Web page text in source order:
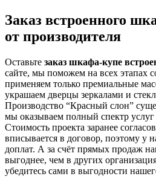
Заказ встроенного
от производителя
Оставьте заказ шкафа-купе
сайте, мы поможем на всех этапах
применяем только премиальные
украшаем дверцы зеркалами и
Производство “Красный слон”
мы оказываем полный спектр
Стоимость проекта заранее
вписывается в договор, поэтому у
доплат. А за счёт прямых продаж
выгоднее, чем в других
убедитесь сами в выгодности